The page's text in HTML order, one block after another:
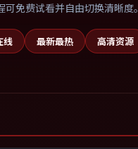
可免费试看并自由切换清晰度。
线 最新最热 高清资源